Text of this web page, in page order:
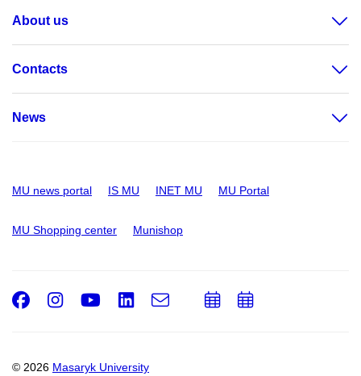
About us
Contacts
News
MU news portal IS MU INET MU MU Portal
MU Shopping center Munishop
© 2026 Masaryk University
Facebook
Instagram
Youtube
LinkedIn
e-
Email
AddAdd